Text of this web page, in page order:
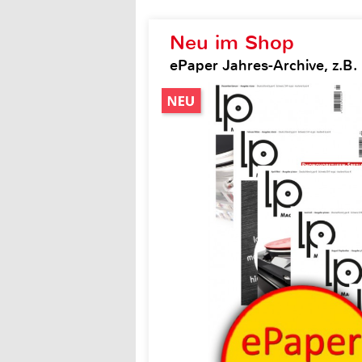
Neu im Shop
ePaper Jahres-Archive, z.B.